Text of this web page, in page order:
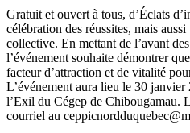
Gratuit et ouvert à tous, d’Éclats
célébration des réussites, mais
collective. En mettant de l’avant
l’événement souhaite démontrer
facteur d’attraction et de vitalité
L’événement aura lieu le 30
l’Exil du Cégep de Chibougamau.
courriel au